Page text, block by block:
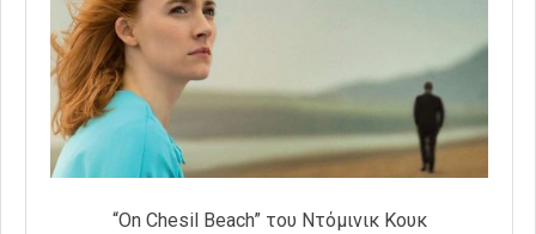
“On Chesil Beach” του Ντόμινικ Κουκ